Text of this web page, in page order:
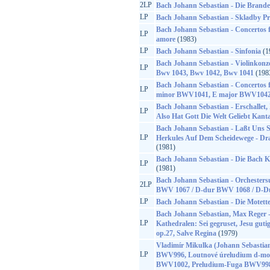
2LP Bach Johann Sebastian - Die
LP
Bach Johann Sebastian - Skladby
LP
Bach Johann Sebastian - Concertos
amore(1983)
LP
Bach Johann Sebastian - Sinfonia
LP
Bach Johann Sebastian -
Bwv 1043, Bwv 1042, Bwv 1041
LP
Bach Johann Sebastian -
minor BWV1041, E major
LP
Bach Johann Sebastian -
Also Hat Gott Die Welt Geliebt
LP
Bach Johann Sebastian - Laßt Uns
Herkules Auf Dem Scheidewege -
(1981)
LP
Bach Johann Sebastian - Die Bach
(1981)
2LP Bach Johann Sebastian -
BWV 1067 / D-dur BWV 1068 / D-
LP
Bach Johann Sebastian - Die
LP
Bach Johann Sebastian, Max Reger
Kathedralen: Sei gegruset, Jesu
op.27, Salve Regina(1979)
LP
Vladimír Mikulka (Johann
BWV996, Loutnové úreludium d-
BWV1002, Preludium-Fuga